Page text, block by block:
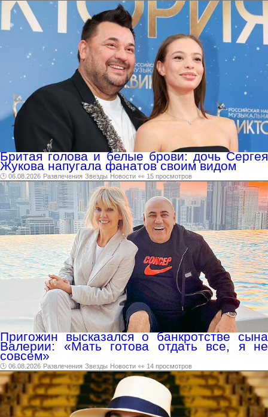
Бритая голова и белые брови: дочь Сергея
Жукова напугала фанатов своим видом
🕑 06.08.2026 Развлечения Звезды Новости 👀 15 просмотров
Пригожин высказался о банкротстве сына
Валерии: «Мать готова отдать все, я не
совсем»
🕑 06.08.2026 Развлечения Звезды Новости 👀 14 просмотров